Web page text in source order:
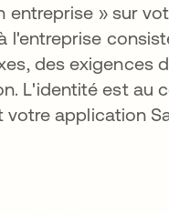
» sur
l'entreprise
des exigences
L'identité est au
application